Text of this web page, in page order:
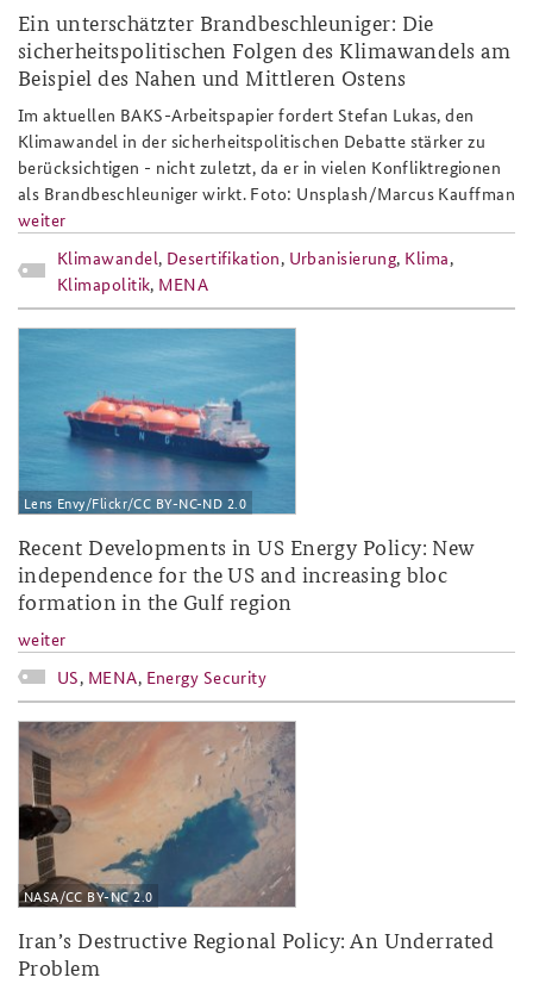
Ein unterschätzter Brandbeschleuniger: Die
sicherheitspolitischen Folgen des Klimawandels am
Beispiel des Nahen und Mittleren Ostens
Im aktuellen BAKS-Arbeitspapier fordert Stefan Lukas, den
Klimawandel in der sicherheitspolitischen Debatte stärker zu
berücksichtigen - nicht zuletzt, da er in vielen Konfliktregionen
als Brandbeschleuniger wirkt. Foto: Unsplash/Marcus Kauffman
weiter
Klimawandel, Desertifikation, Urbanisierung, Klima,
Klimapolitik, MENA
2018-24.jpg
Lens Envy/Flickr/CC BY-NC-ND 2.0
Recent Developments in US Energy Policy: New
independence for the US and increasing bloc
formation in the Gulf region
weiter
US, MENA, Energy Security
2018-27.jpg
NASA/CC BY-NC 2.0
Iran’s Destructive Regional Policy: An Underrated
Problem